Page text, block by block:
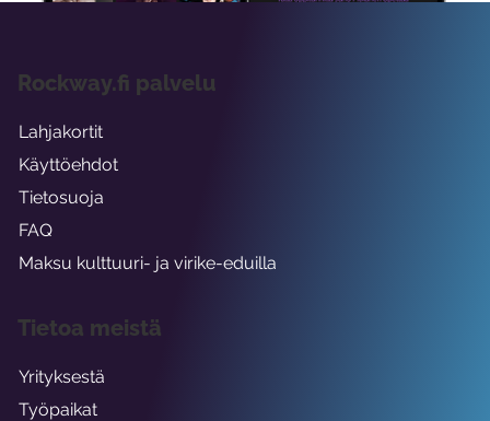
Rockway.fi palvelu
Lahjakortit
Käyttöehdot
Tietosuoja
FAQ
Maksu kulttuuri- ja virike-eduilla
Tietoa meistä
Yrityksestä
Työpaikat